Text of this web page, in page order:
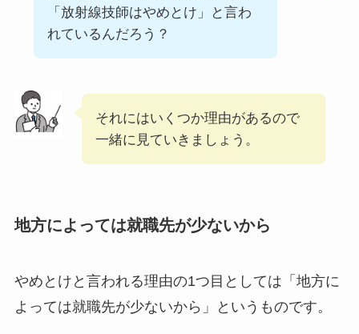
「放射線技師はやめとけ」と言わ
れているんだろう？
それにはいくつか理由があるので
一緒に見ていきましょう。
地方によっては就職先が少ないから
やめとけと言われる理由の1つ目としては「地方に
よっては就職先が少ないから」というものです。